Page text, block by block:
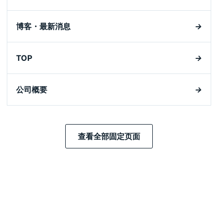
博客・最新消息 →
TOP →
公司概要 →
查看全部固定页面